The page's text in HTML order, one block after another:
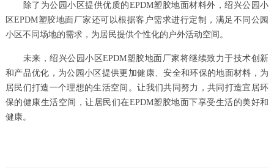
除了为公园小区提供优质的EPDM塑胶地面材料外，绍兴公园小
区EPDM塑胶地面厂家还可以根据客户需求进行定制，满足不同公园
小区不同场地的需求，为居民提供个性化的户外活动空间。
未来，绍兴公园小区EPDM塑胶地面厂家将继续致力于技术创新
和产品优化，为公园小区提供更加健康、安全和环保的地面材料，为
居民们打造一个理想的生活空间。让我们共同努力，共同打造宜居环
保的健康生活空间，让居民们在EPDM塑胶地面下享受生活的美好和
健康。